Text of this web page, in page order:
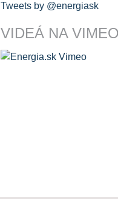
Tweets by @energiask
VIDEÁ NA